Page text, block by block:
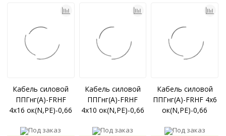
Кабель силовой
ППГнг(А)-FRHF
4x16 ок(N,PE)-0,66
Под заказ
Кабель силовой
ППГнг(А)-FRHF
4x10 ок(N,PE)-0,66
Под заказ
Кабель силовой
ППГнг(А)-FRHF 4x6
ок(N,PE)-0,66
Под заказ